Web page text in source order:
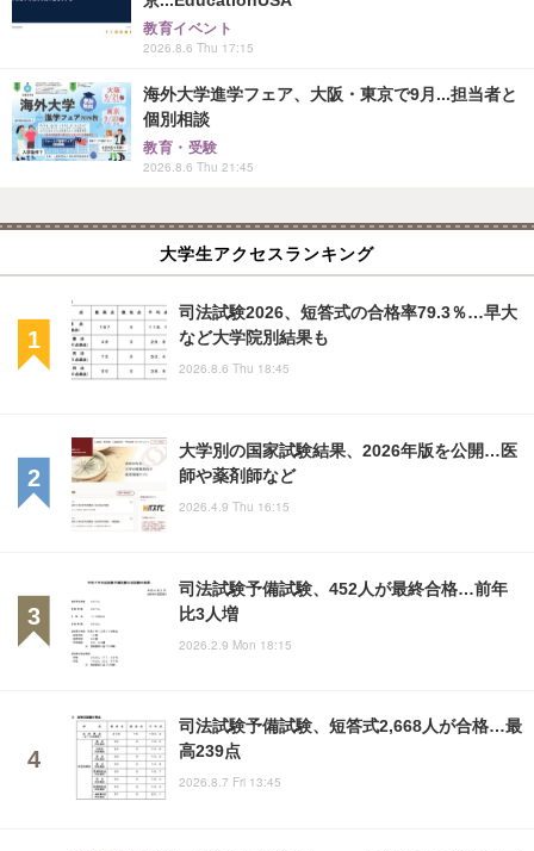
教育イベント
2026.8.6 Thu 17:15
海外大学進学フェア、大阪・東京で9月...担当者と
個別相談
教育・受験
2026.8.6 Thu 21:45
大学生アクセスランキング
司法試験2026、短答式の合格率79.3％…早大
など大学院別結果も
2026.8.6 Thu 18:45
大学別の国家試験結果、2026年版を公開…医
師や薬剤師など
2026.4.9 Thu 16:15
司法試験予備試験、452人が最終合格…前年
比3人増
2026.2.9 Mon 18:15
司法試験予備試験、短答式2,668人が合格…最
高239点
2026.8.7 Fri 13:45